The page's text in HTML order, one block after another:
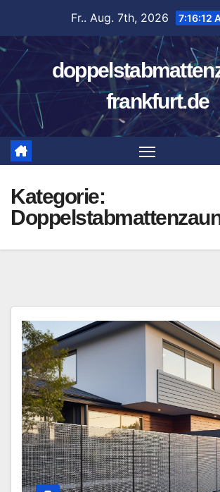
springen
Fr.. Aug. 7th, 2026 7:16:13
frankfurt.de
Kategorie: